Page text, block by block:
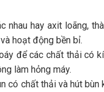
nhau hay axit loãng,
hoạt động bền bỉ.
để các chất thải có
làm hỏng máy.
có chất thải và hút bùn